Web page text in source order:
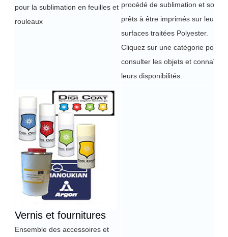
pour la sublimation en feuilles et
rouleaux
procédé de sublimation et sont
prêts à être imprimés sur leurs
surfaces traitées Polyester.
Cliquez sur une catégorie pour
consulter les objets et connaître
leurs disponibilités.
Vernis et fournitures
Ensemble des accessoires et